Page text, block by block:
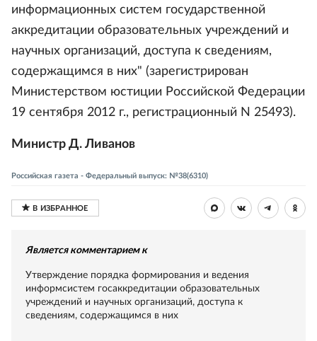
информационных систем государственной
аккредитации образовательных учреждений и
научных организаций, доступа к сведениям,
содержащимся в них" (зарегистрирован
Министерством юстиции Российской Федерации
19 сентября 2012 г., регистрационный N 25493).
Министр Д. Ливанов
Российская газета - Федеральный выпуск: №38(6310)
Является комментарием к
Утверждение порядка формирования и ведения
информсистем госаккредитации образовательных
учреждений и научных организаций, доступа к
сведениям, содержащимся в них